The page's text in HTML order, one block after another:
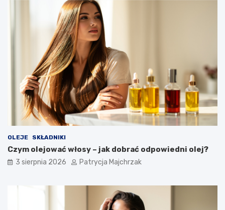
OLEJE SKŁADNIKI
Czym olejować włosy – jak dobrać odpowiedni olej?
3 sierpnia 2026 Patrycja Majchrzak